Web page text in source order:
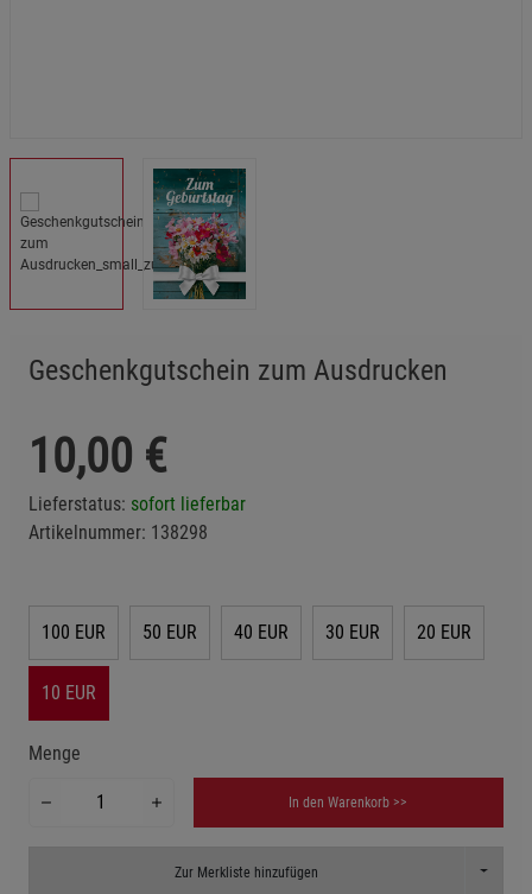
Geschenkgutschein zum Ausdrucken
10,00 €
Lieferstatus: sofort lieferbar
Artikelnummer: 138298
100 EUR 50 EUR 40 EUR 30 EUR 20 EUR
10 EUR
Menge
In den Warenkorb >>
Zur Merkliste hinzufügen Toggle